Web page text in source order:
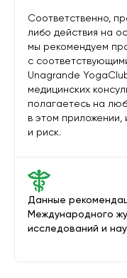
Данные
Международного
исследований и
Соответственно,
либо действия на
мы рекомендуем
с
Unagrande
медицинских
полагаетесь на
в этом
и риск.